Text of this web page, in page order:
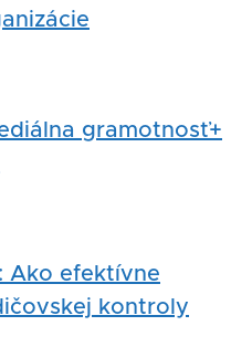
gramotnosť+
Ako efektívne
kontroly